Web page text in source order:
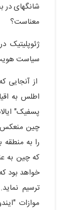
شانگهای در
معناست؟
ژئوپلیتیک
سیاست
از آنجایی
اطلس به
پسفیک"
چین منعکس
را به منطقه
که چین به
خواهد بود
ترسیم
موازات